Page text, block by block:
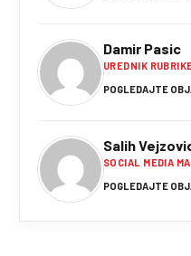
Damir Pasic
UREDNIK
POGLEDAJTE
Salih
SOCIAL MEDIA
POGLEDAJTE